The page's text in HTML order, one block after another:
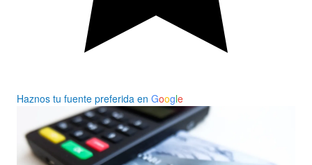
Haznos tu fuente preferida en Google